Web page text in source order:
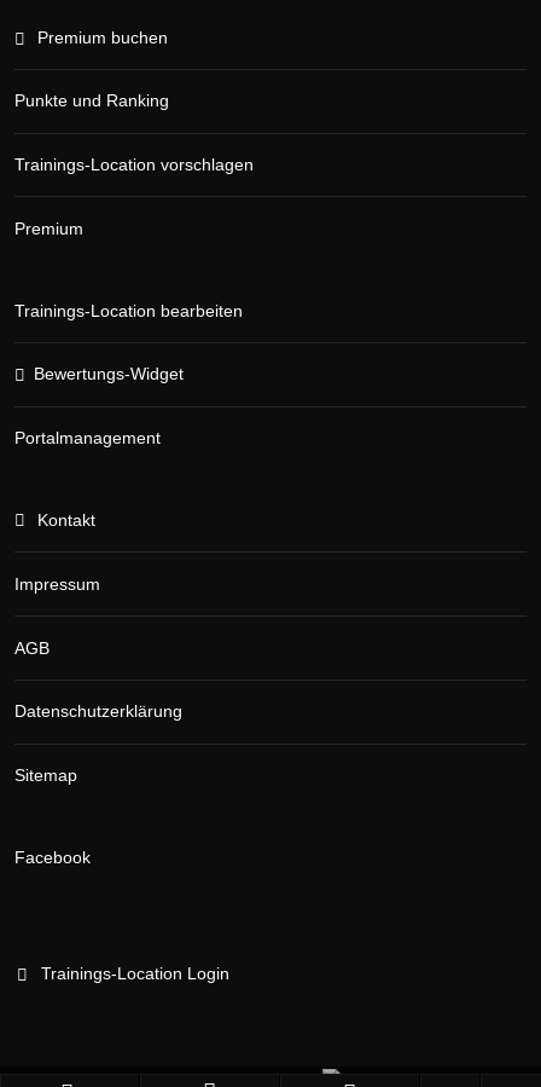
Premium buchen
Punkte und Ranking
Trainings-Location vorschlagen
Premium
Trainings-Location bearbeiten
Bewertungs-Widget
Portalmanagement
Kontakt
Impressum
AGB
Datenschutzerklärung
Sitemap
Facebook
Trainings-Location Login